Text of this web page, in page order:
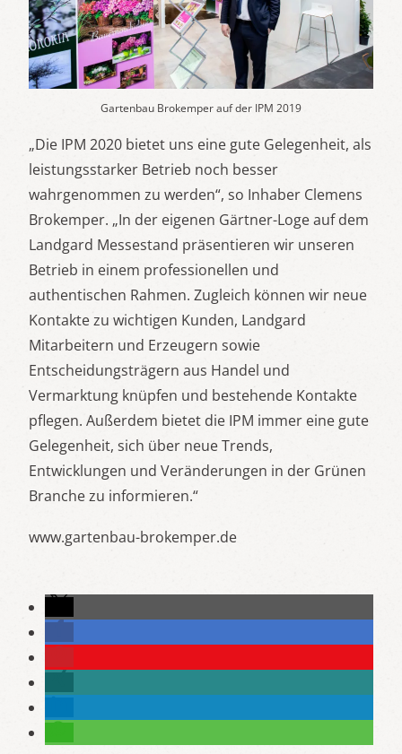
Gartenbau Brokemper auf der IPM 2019
„Die IPM 2020 bietet uns eine gute Gelegenheit, als
leistungsstarker Betrieb noch besser
wahrgenommen zu werden“, so Inhaber Clemens
Brokemper. „In der eigenen Gärtner-Loge auf dem
Landgard Messestand präsentieren wir unseren
Betrieb in einem professionellen und
authentischen Rahmen. Zugleich können wir neue
Kontakte zu wichtigen Kunden, Landgard
Mitarbeitern und Erzeugern sowie
Entscheidungsträgern aus Handel und
Vermarktung knüpfen und bestehende Kontakte
pflegen. Außerdem bietet die IPM immer eine gute
Gelegenheit, sich über neue Trends,
Entwicklungen und Veränderungen in der Grünen
Branche zu informieren.“
www.gartenbau-brokemper.de